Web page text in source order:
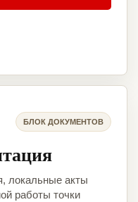
БЛОК ДОКУМЕНТОВ
локальные акты
работы точки